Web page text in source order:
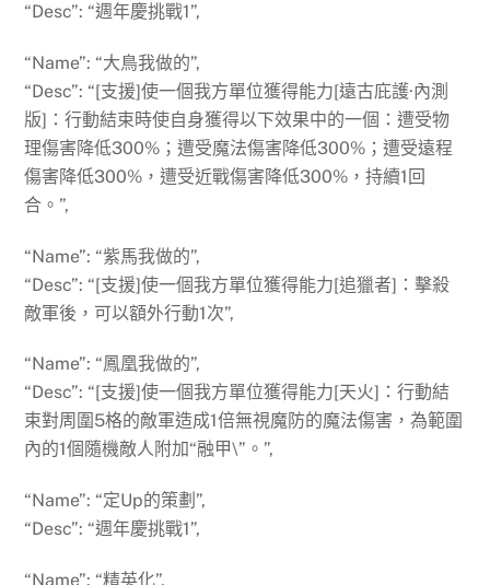
“Desc”: “週年慶挑戰1”,
“Name”: “大鳥我做的”,
“Desc”: “[支援]使一個我方單位獲得能力[遠古庇護·內測
版]：行動結束時使自身獲得以下效果中的一個：遭受物
理傷害降低300%；遭受魔法傷害降低300%；遭受遠程
傷害降低300%，遭受近戰傷害降低300%，持續1回
合。”,
“Name”: “紫馬我做的”,
“Desc”: “[支援]使一個我方單位獲得能力[追獵者]：擊殺
敵軍後，可以額外行動1次”,
“Name”: “鳳凰我做的”,
“Desc”: “[支援]使一個我方單位獲得能力[天火]：行動結
束對周圍5格的敵軍造成1倍無視魔防的魔法傷害，為範圍
內的1個隨機敵人附加“融甲\”。”,
“Name”: “定Up的策劃”,
“Desc”: “週年慶挑戰1”,
“Name”: “精英化”,